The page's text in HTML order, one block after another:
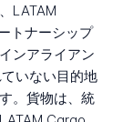
LATAM
トナーシップ
ンアライアン
いない目的地
。貨物は、統